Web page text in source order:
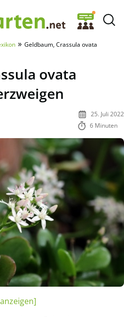
» Geldbaum, Crassula ovata
ovata
25. Juli 2022
6 Minuten